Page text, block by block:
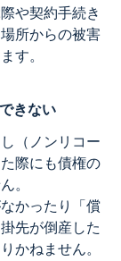
や契約手続き
所からの被害
す。
きない
（ノンリコー
際にも債権の
。
かったり「償
先が倒産した
かねません。